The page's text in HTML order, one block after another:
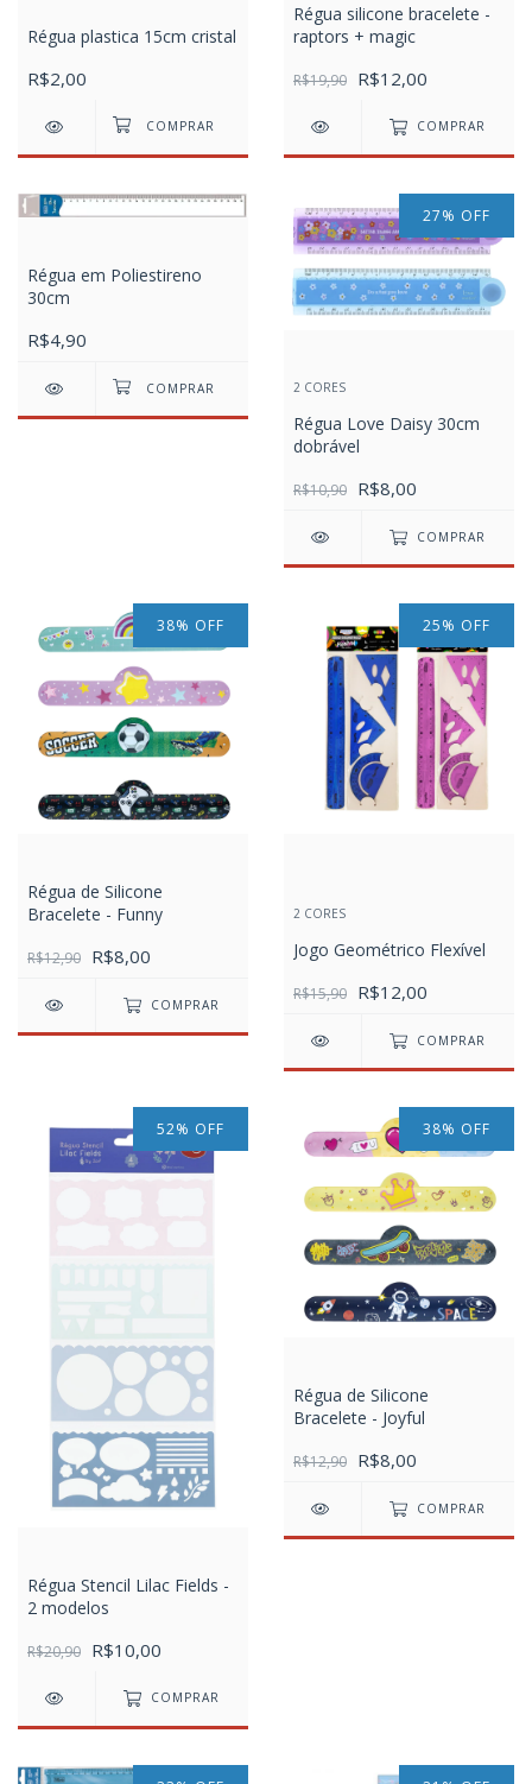
Régua plastica 15cm cristal
R$2,00
Régua silicone bracelete -
raptors + magic
R$19,90 R$12,00
COMPRAR
Régua em Poliestireno
30cm
R$4,90
27% OFF
2 CORES
Régua Love Daisy 30cm
dobrável
R$10,90 R$8,00
COMPRAR
38% OFF
Régua de Silicone
Bracelete - Funny
R$12,90 R$8,00
COMPRAR
25% OFF
2 CORES
Jogo Geométrico Flexível
R$15,90 R$12,00
COMPRAR
52% OFF
Régua Stencil Lilac Fields -
2 modelos
R$20,90 R$10,00
COMPRAR
38% OFF
Régua de Silicone
Bracelete - Joyful
R$12,90 R$8,00
COMPRAR